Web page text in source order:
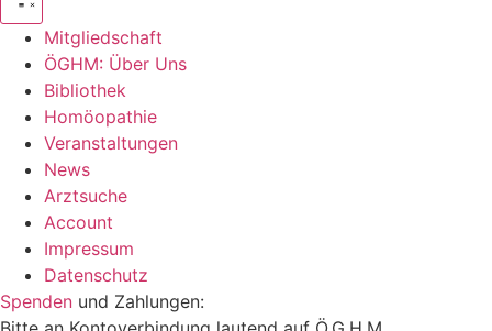
Mitgliedschaft
ÖGHM: Über Uns
Bibliothek
Homöopathie
Veranstaltungen
News
Arztsuche
Account
Impressum
Datenschutz
Spenden und Zahlungen: